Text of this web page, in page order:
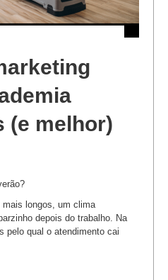
(e melhor)
longos, um clima
depois do trabalho. Na
pelo qual o atendimento cai